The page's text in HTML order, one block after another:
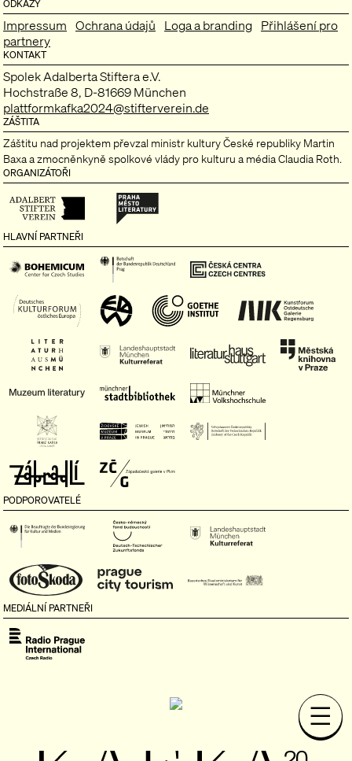
ODKAZY
Impressum Ochrana údajů Loga a branding Přihlášení pro
partnery
KONTAKT
Spolek Adalberta Stiftera e.V.
Hochstraße 8, D-81669 München
plattformkafka2024@stifterverein.de
ZÁŠTITA
Záštitu nad projektem převzal ministr kultury České republiky Martin
Baxa a zmocněnkyně spolkové vlády pro kulturu a média Claudia Roth.
ORGANIZÁTOŘI
HLAVNÍ PARTNEŘI
PODPOROVATELÉ
MEDIÁLNÍ PARTNEŘI